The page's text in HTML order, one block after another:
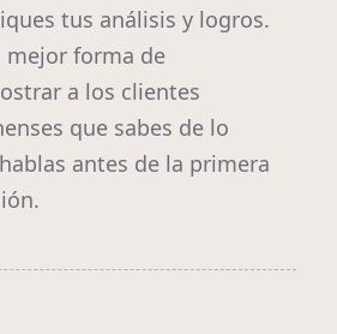
tus análisis y logros.
mejor forma de
a los clientes
que sabes de lo
antes de la primera